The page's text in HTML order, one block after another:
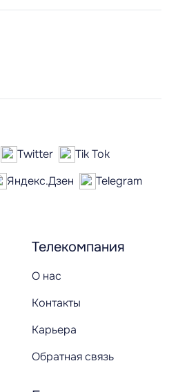
Телекомпания
О нас
Контакты
Карьера
Обратная связь
Twitter
Tik Tok
Яндекс.Дзен
Telegram